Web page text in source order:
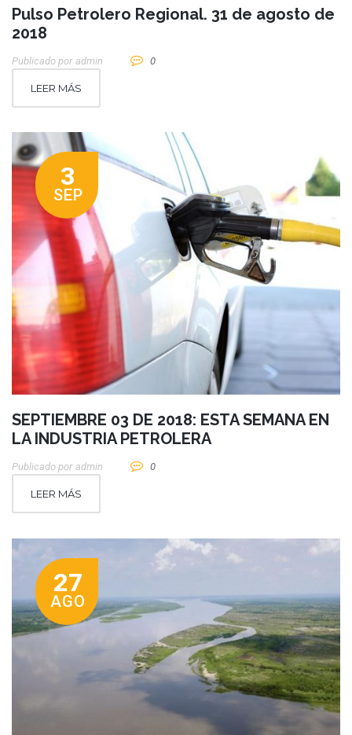
Pulso Petrolero Regional. 31 de agosto de
2018
Publicado por Admin 0
LEER MÁS
3
SEP
SEPTIEMBRE 03 DE 2018: ESTA SEMANA EN
LA INDUSTRIA PETROLERA
Publicado por Admin 0
LEER MÁS
27
AGO